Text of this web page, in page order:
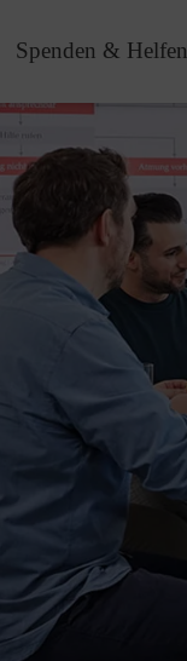
Spenden & Helfen